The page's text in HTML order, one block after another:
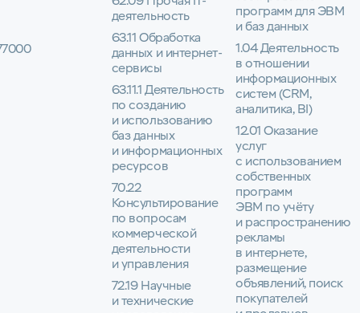
деятельность
63.11 Обработка
данных и интернет-
сервисы
63.11.1 Деятельность
по созданию
и использованию
баз данных
и информационных
ресурсов
70.22
Консультирование
по вопросам
коммерческой
деятельности
и управления
72.19 Научные
и технические
программ для ЭВМ
и баз данных
1.04 Деятельность
в отношении
информационных
систем (CRM,
аналитика, BI)
12.01 Оказание
услуг
с использованием
собственных
программ
ЭВМ по учёту
и распространению
рекламы
в интернете,
размещение
объявлений, поиск
покупателей